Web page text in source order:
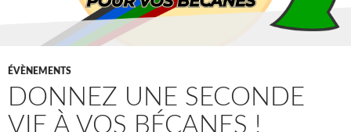
ÉVÈNEMENTS
DONNEZ UNE SECONDE
VIE À VOS BÉCANES !